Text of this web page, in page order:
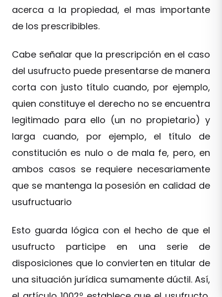
acerca a la propiedad, el mas importante
de los prescribibles.
Cabe señalar que la prescripción en el caso
del usufructo puede presentarse de manera
corta con justo título cuando, por ejemplo,
quien constituye el derecho no se encuentra
legitimado para ello (un no propietario) y
larga cuando, por ejemplo, el título de
constitución es nulo o de mala fe, pero, en
ambos casos se requiere necesariamente
que se mantenga la posesión en calidad de
usufructuario
Esto guarda lógica con el hecho de que el
usufructo participe en una serie de
disposiciones que lo convierten en titular de
una situación jurídica sumamente dúctil. Así,